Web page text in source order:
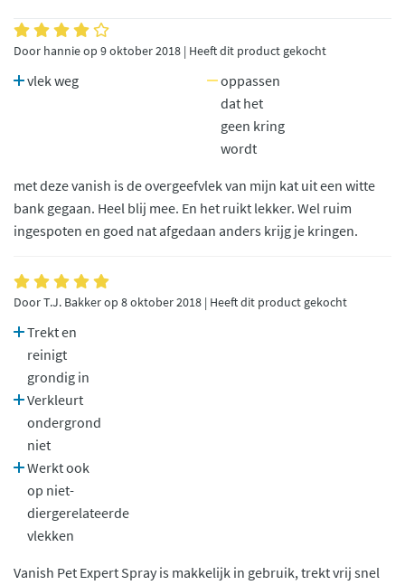
Door hannie op 9 oktober 2018 | Heeft dit product gekocht
vlek weg
oppassen
dat het
geen kring
wordt
met deze vanish is de overgeefvlek van mijn kat uit een witte
bank gegaan. Heel blij mee. En het ruikt lekker. Wel ruim
ingespoten en goed nat afgedaan anders krijg je kringen.
Door T.J. Bakker op 8 oktober 2018 | Heeft dit product gekocht
Trekt en
reinigt
grondig in
Verkleurt
ondergrond
niet
Werkt ook
op niet-
diergerelateerde
vlekken
Vanish Pet Expert Spray is makkelijk in gebruik, trekt vrij snel